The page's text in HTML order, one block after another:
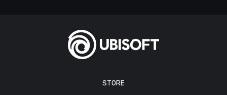
STORE